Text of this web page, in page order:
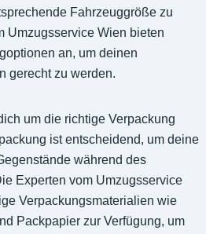
Fahrzeuggröße zu
Umzugsservice Wien bieten
an, um deinen
gerecht zu werden.
um die richtige Verpackung
ist entscheidend, um deine
während des
Experten vom Umzugsservice
Verpackungsmaterialien wie
Packpapier zur Verfügung, um